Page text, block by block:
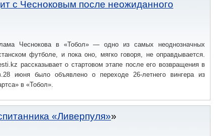
с Чесноковым после неожиданного
Чеснокова в «Тобол» — одно из самых неоднозначных
футболе, и пока оно, мягко говоря, не оправдывается.
рассказывает о стартовом этапе после его возвращения в
июня было объявлено о переходе 26-летнего вингера из
в «Тобол».
«Ливерпуля»